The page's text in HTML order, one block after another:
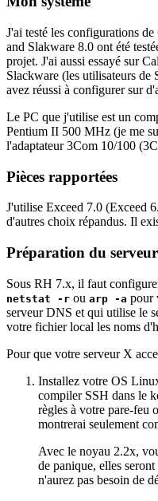
J'ai testé les configurations
and Slakware 8.0 ont été
projet. J'ai aussi essayé sur
Slackware (les utilisateurs
avez réussi à configurer sur
Le PC que j'utilise est un
Pentium II 500 MHz (je me
l'adaptateur 3Com 10/100
Pièces rapportées
J'utilise Exceed 7.0 (Exceed
d'autres choix répandus. Il
Préparation du serveur
Sous RH 7.x, il faut
netstat -r ou arp -a pour
serveur DNS et qui utilise le
votre fichier local les noms
Pour que votre serveur X
Installez votre OS
compiler SSH dans le
règles à votre pare-feu
montrerai seulement
Avec le noyau 2.2x,
de panique, elles
n'aurez pas besoin de